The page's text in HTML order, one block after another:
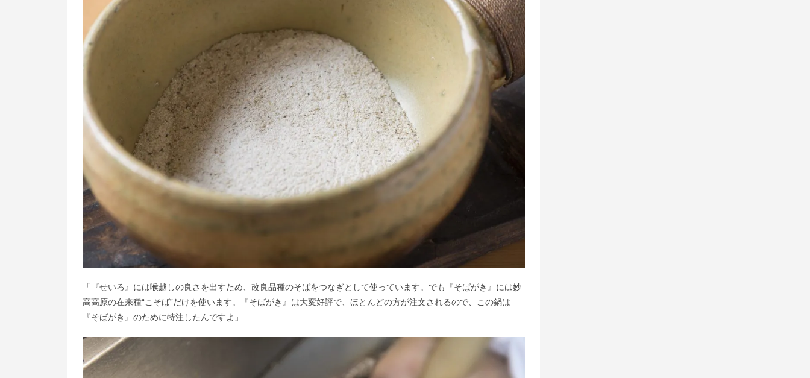
「『せいろ』には喉越しの良さを出すため、改良品種のそばをつなぎとして使っています。でも『そばがき』には妙
高高原の在来種“こそば”だけを使います。『そばがき』は大変好評で、ほとんどの方が注文されるので、この鍋は
『そばがき』のために特注したんですよ」